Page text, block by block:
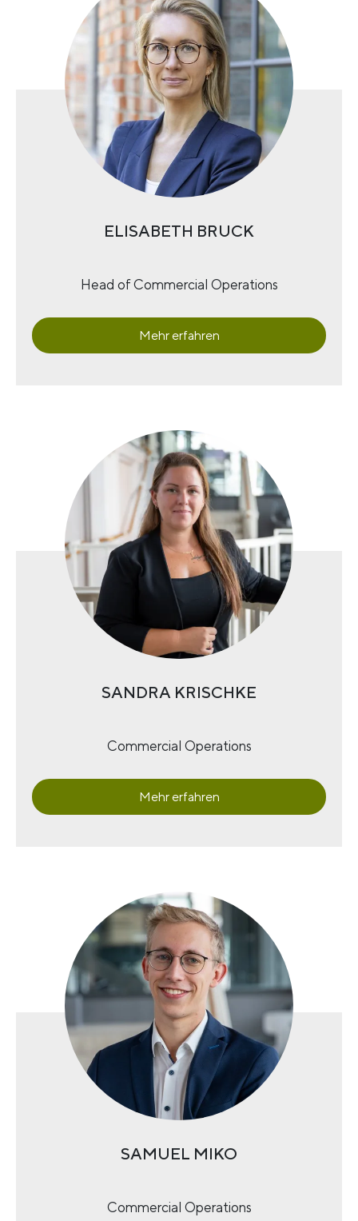
ELISABETH BRUCK
Head of Commercial Operations
Mehr erfahren
SANDRA KRISCHKE
Commercial Operations
Mehr erfahren
SAMUEL MIKO
Commercial Operations